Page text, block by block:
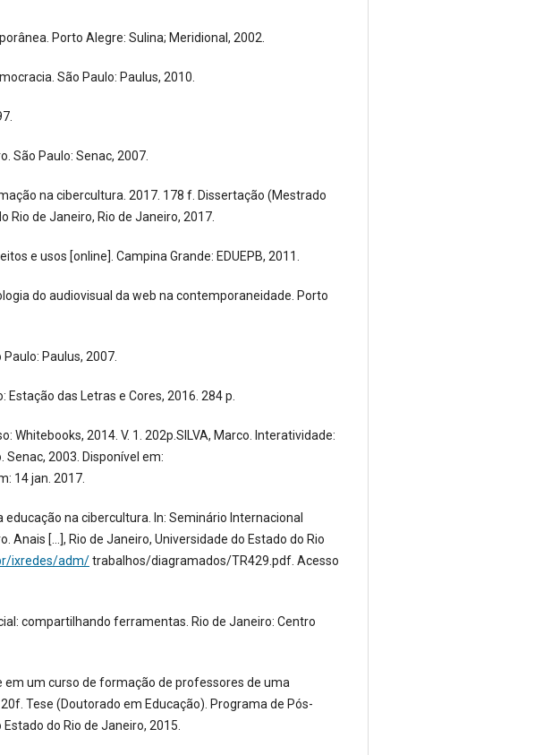
Porto Alegre: Sulina; Meridional, 2002.
São Paulo: Paulus, 2010.
São Paulo: Senac, 2007.
na cibercultura. 2017. 178 f. Dissertação (Mestrado
Rio de Janeiro, Rio de Janeiro, 2017.
e usos [online]. Campina Grande: EDUEPB, 2011.
do audiovisual da web na contemporaneidade. Porto
Paulus, 2007.
Estação das Letras e Cores, 2016. 284 p.
Whitebooks, 2014. V. 1. 202p.SILVA, Marco. Interatividade:
2003. Disponível em:
14 jan. 2017.
educação na cibercultura. In: Seminário Internacional
Anais [...], Rio de Janeiro, Universidade do Estado do Rio
ixredes/adm/trabalhos/diagramados/TR429.pdf. Acesso
compartilhando ferramentas. Rio de Janeiro: Centro
em um curso de formação de professores de uma
Tese (Doutorado em Educação). Programa de Pós-
do Rio de Janeiro, 2015.